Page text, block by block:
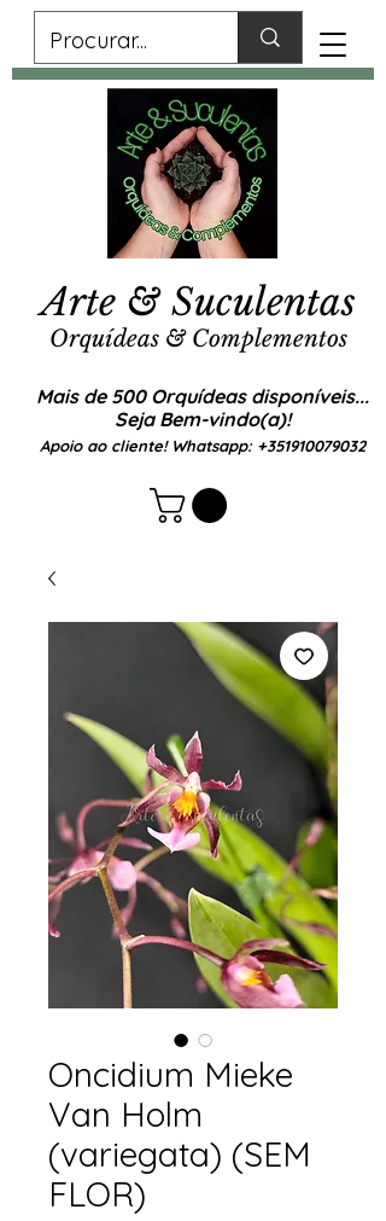
Mais de 500 Orquídeas disponíveis...
Seja Bem-vindo(a)!
Apoio ao cliente! Whatsapp: +351910079032
Arte & Suculentas
Orquídeas & Complementos
Oncidium Mieke
Van Holm
(variegata) (SEM
FLOR)